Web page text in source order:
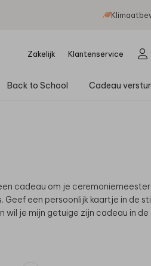
Zakelijk Klantenservice
Back to School Cadeau
cadeau om je
een persoonlijk kaartje in de
wil je mijn getuige zijn cadeau in de